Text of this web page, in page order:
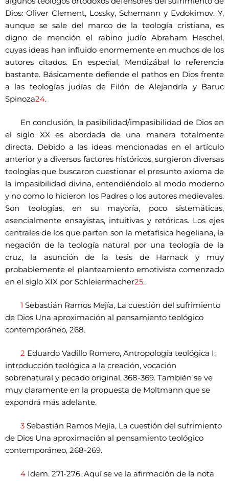
Dios: Oliver Clement, Lossky, Schemann y Evdokimov. Y,
aunque se sale del marco de la teología cristiana, es
digno de mención el rabino judío Abraham Heschel,
cuyas ideas han influido enormemente en muchos de los
autores citados. En especial, Mendizábal lo referencia
bastante. Básicamente defiende el pathos en Dios frente
a las teologías judías de Filón de Alejandría y Baruc
Spinoza24.
En conclusión, la pasibilidad/impasibilidad de Dios en
el siglo XX es abordada de una manera totalmente
directa. Debido a las ideas mencionadas en el artículo
anterior y a diversos factores históricos, surgieron diversas
teologías que buscaron cuestionar el presunto axioma de
la impasibilidad divina, entendiéndolo al modo moderno
y no como lo hicieron los Padres o los autores medievales.
Son teologías, en su mayoría, poco sistemáticas,
esencialmente ensayistas, intuitivas y retóricas. Los ejes
centrales de los que parten son la metafísica hegeliana, la
negación de la teología natural por una teología de la
cruz, la asunción de la tesis de Harnack y muy
probablemente el planteamiento emotivista comenzado
en el siglo XIX por Schleiermacher25.
1 Sebastián Ramos Mejía, La cuestión del sufrimiento
de Dios Una aproximación al pensamiento teológico
contemporáneo, 268.
2 Eduardo Vadillo Romero, Antropología teológica I:
introducción teológica a la creación, vocación
sobrenatural y pecado original, 368-369. También se ve
muy claramente en la propuesta de Moltmann que se
expondrá más adelante.
3 Sebastián Ramos Mejía, La cuestión del sufrimiento
de Dios Una aproximación al pensamiento teológico
contemporáneo, 268-269.
4 Idem. 271-276. Aquí se ve la afirmación de la nota